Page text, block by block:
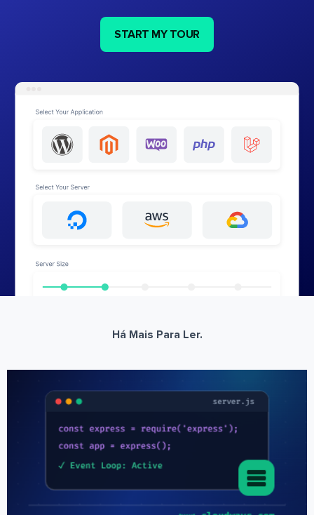
START MY TOUR
Há Mais Para Ler.